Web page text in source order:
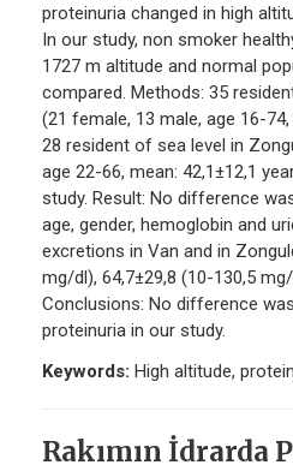
proteinuria changed in high
In our study, non smoker
1727 m altitude and normal
compared. Methods: 35
(21 female, 13 male, age 16-
28 resident of sea level in
age 22-66, mean: 42,1±12,1
study. Result: No difference
age, gender, hemoglobin and
excretions in Van and in
mg/dl), 64,7±29,8 (10-130,5
Conclusions: No difference
proteinuria in our study.
Keywords: High altitude,
Rakımın İdrarda